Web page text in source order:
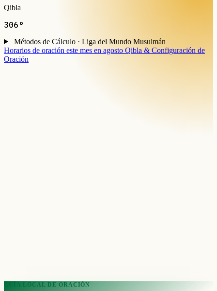
Qibla
306°
Métodos de Cálculo · Liga del Mundo Musulmán
Horarios de oración este mes en agosto Qibla & Configuración de
Oración
GUÍA LOCAL DE ORACIÓN